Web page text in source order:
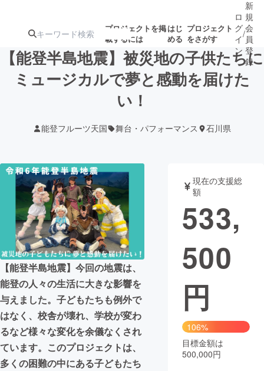
プロジェクトを掲
載するには
はじ
める
プロジェクト
をさがす
注目の新着プロ
テクノロジー・ガジェット
映像・映画 書籍・雑誌
ビジネス・起業 チャレンジ
まちづくり・地域活性化
CAMPFIRE for Social Good
CAMPFIRE Creation
CAMPFIREふるさと納税
コミュニティ
ロ
グ
イ
ン
/
新
規
会
員
登
録
【能登半島地震】被災地の子供たちに
ミュージカルで夢と感動を届けた
い！
能登フルーツ天国 舞台・パフォーマンス 石川県
【能登半島地震】今回の地震は、
能登の人々の生活に大きな影響を
与えました。子どもたちも例外で
はなく、校舎が壊れ、学校が変わ
るなど様々な変化を余儀なくされ
ています。このプロジェクトは、
多くの困難の中にある子どもたち
現在の支援総
額
533,
500
円
106%
目標金額は
500,000円